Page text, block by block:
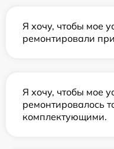
Я хочу, чтобы мое
ремонтировали
Я хочу, чтобы мое
ремонтировалось
комплектующими.